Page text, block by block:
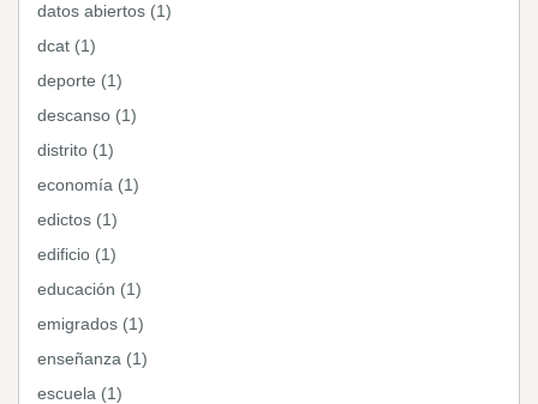
datos abiertos (1)
dcat (1)
deporte (1)
descanso (1)
distrito (1)
economía (1)
edictos (1)
edificio (1)
educación (1)
emigrados (1)
enseñanza (1)
escuela (1)